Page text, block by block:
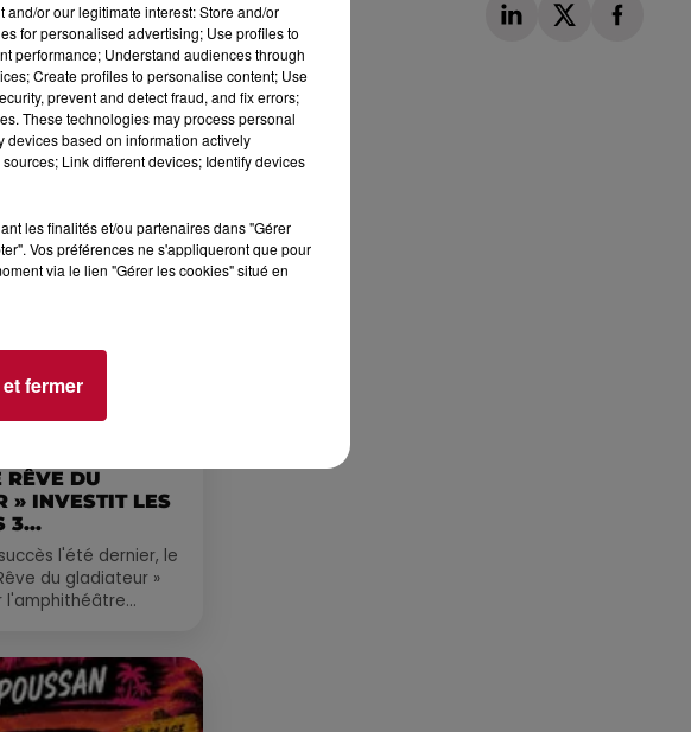
RÊVE DU
» INVESTIT LES
3...
l'été dernier, le
du gladiateur »
l'amphithéâtre
or our legitimate interest: Store and/or
for personalised advertising; Use profiles to
performance; Understand audiences through
Create profiles to personalise content; Use
prevent and detect fraud, and fix errors;
These technologies may process personal
devices based on information actively
Link different devices; Identify devices
les finalités et/ou partenaires dans "Gérer
Vos préférences ne s'appliqueront que pour
via le lien "Gérer les cookies" situé en
fermer